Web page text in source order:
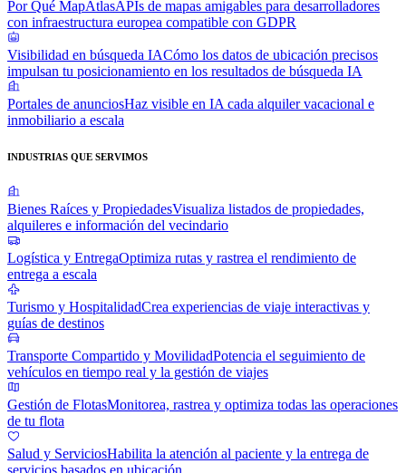
Por Qué MapAtlasAPIs de mapas amigables para desarrolladores
con infraestructura europea compatible con GDPR
Visibilidad en búsqueda IACómo los datos de ubicación precisos
impulsan tu posicionamiento en los resultados de búsqueda IA
Portales de anunciosHaz visible en IA cada alquiler vacacional e
inmobiliario a escala
INDUSTRIAS QUE SERVIMOS
Bienes Raíces y PropiedadesVisualiza listados de propiedades,
alquileres e información del vecindario
Logística y EntregaOptimiza rutas y rastrea el rendimiento de
entrega a escala
Turismo y HospitalidadCrea experiencias de viaje interactivas y
guías de destinos
Transporte Compartido y MovilidadPotencia el seguimiento de
vehículos en tiempo real y la gestión de viajes
Gestión de FlotasMonitorea, rastrea y optimiza todas las operaciones
de tu flota
Salud y ServiciosHabilita la atención al paciente y la entrega de
servicios basados en ubicación